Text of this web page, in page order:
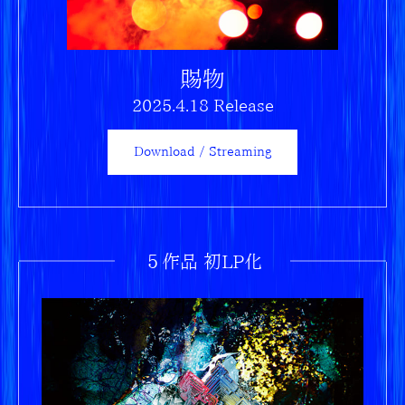
賜物
2025.4.18 Release
Download / Streaming
５作品 初LP化